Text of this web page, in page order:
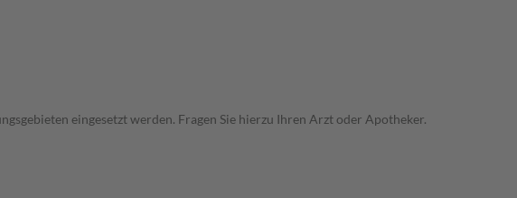
eingesetzt werden. Fragen Sie hierzu Ihren Arzt oder Apotheker.